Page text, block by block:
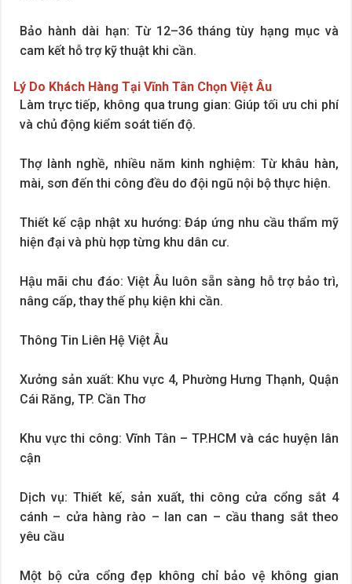
Bảo hành dài hạn: Từ 12–36 tháng tùy hạng mục và
cam kết hỗ trợ kỹ thuật khi cần.
Lý Do Khách Hàng Tại Vĩnh Tân Chọn Việt Âu
Làm trực tiếp, không qua trung gian: Giúp tối ưu chi phí
và chủ động kiểm soát tiến độ.
Thợ lành nghề, nhiều năm kinh nghiệm: Từ khâu hàn,
mài, sơn đến thi công đều do đội ngũ nội bộ thực hiện.
Thiết kế cập nhật xu hướng: Đáp ứng nhu cầu thẩm mỹ
hiện đại và phù hợp từng khu dân cư.
Hậu mãi chu đáo: Việt Âu luôn sẵn sàng hỗ trợ bảo trì,
nâng cấp, thay thế phụ kiện khi cần.
Thông Tin Liên Hệ Việt Âu
Xưởng sản xuất: Khu vực 4, Phường Hưng Thạnh, Quận
Cái Răng, TP. Cần Thơ
Khu vực thi công: Vĩnh Tân – TP.HCM và các huyện lân
cận
Dịch vụ: Thiết kế, sản xuất, thi công cửa cổng sắt 4
cánh – cửa hàng rào – lan can – cầu thang sắt theo
yêu cầu
Một bộ cửa cổng đẹp không chỉ bảo vệ không gian